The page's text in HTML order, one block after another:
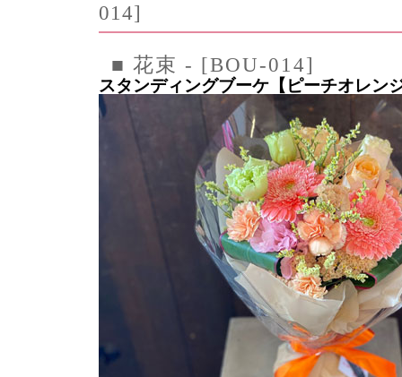
014]
■ 花束 - [BOU-014]
スタンディングブーケ【ピーチオレン